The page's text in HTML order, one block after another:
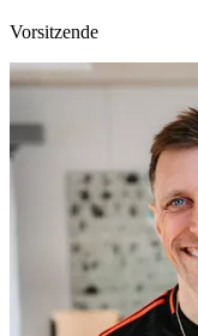
Vorsitzende